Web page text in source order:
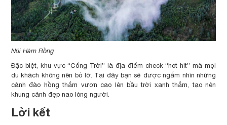
Núi Hàm Rồng
Đặc biệt, khu vực “Cổng Trời” là địa điểm check “hot hit” mà mọi
du khách không nên bỏ lỡ. Tại đây bạn sẽ được ngắm nhìn những
cành đào hồng thắm vươn cao lên bầu trời xanh thẳm, tạo nên
khung cảnh đẹp nao lòng người.
Lời kết